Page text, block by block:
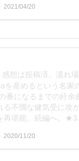
2021/04/20
感想は投稿済。濡れ
産めるという名家
番になるまでの紆
不憫な健気受に攻
再堪能。続編へ。
2020/11/20